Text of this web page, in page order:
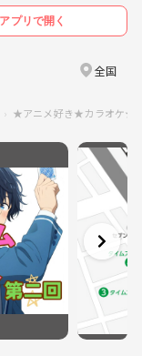
アプリで開く
全国
★アニメ好き★カラオケ★